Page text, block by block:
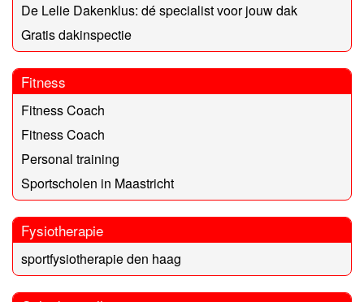
De Lelie Dakenklus: dé specialist voor jouw dak
Gratis dakinspectie
Fitness
Fitness Coach
Fitness Coach
Personal training
Sportscholen in Maastricht
Fysiotherapie
sportfysiotherapie den haag